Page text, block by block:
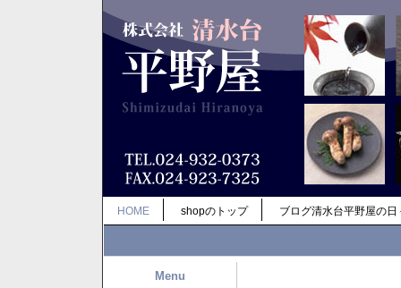
HOME shopのトップ ブログ清水台平野屋の日
Menu